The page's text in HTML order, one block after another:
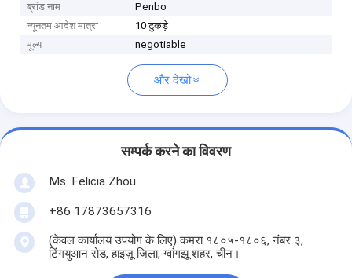
ब्रांड नाम
Penbo
न्यूनतम आदेश मात्रा
10 टुकड़े
मूल्य
negotiable
और देखो
सम्पर्क करने का विवरण
Ms. Felicia Zhou
+86 17873657316
(केवल कार्यालय उपयोग के लिए) कमरा १८०५-१८०६, नंबर ३,
टिंगयुआन रोड, हाइज़ू जिला, ग्वांगझू शहर, चीन।